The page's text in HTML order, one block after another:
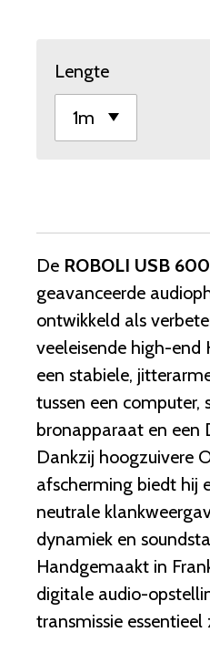
Lengte
De ROBOLI USB
geavanceerde
ontwikkeld als
veeleisende high-end
een stabiele,
tussen een computer,
bronapparaat en een
Dankzij hoogzuivere
afscherming biedt hij
neutrale
dynamiek en
Handgemaakt in
digitale audio-
transmissie essentieel